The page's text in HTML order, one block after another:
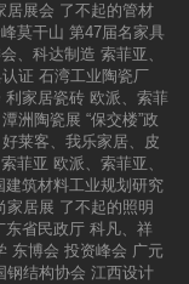
居展会 了不起的管材
莫干山 第47届名家具
、科达制造 索菲亚、
证 石湾工业陶瓷厂
利家居瓷砖 欧派、索菲
潭洲陶瓷展 “保交楼”政
莱客、我乐家居、皮
索菲亚 欧派、索菲亚、
建筑材料工业规划研究
家居展 了不起的照明
东省民政厅 科凡、祥
东博会 投资峰会 广元
钢结构协会 江西设计